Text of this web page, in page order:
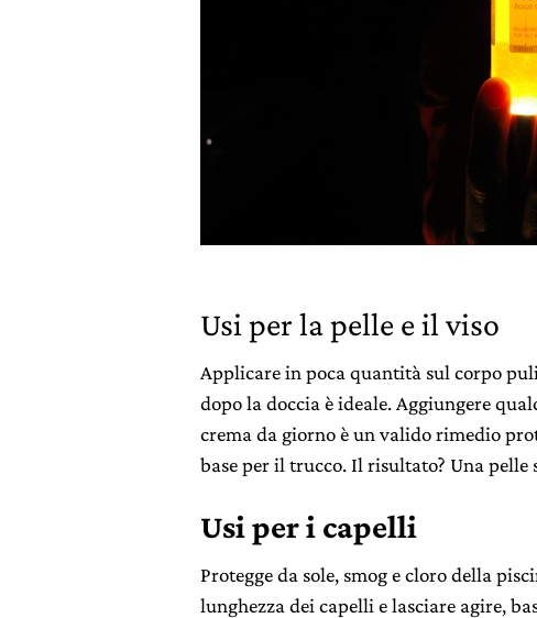
Usi per la pelle e il viso
Applicare in poca quantità sul corpo
dopo la doccia è ideale. Aggiungere
crema da giorno è un valido rimedio
base per il trucco. Il risultato? Una pelle
Usi per i capelli
Protegge da sole, smog e cloro della
lunghezza dei capelli e lasciare agire,